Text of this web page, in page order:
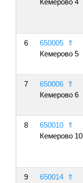
Кемерово 4
6 650005
⇑
Кемерово 5
7 650006
⇑
Кемерово 6
8 650010
⇑
Кемерово 10
9 650014
⇑